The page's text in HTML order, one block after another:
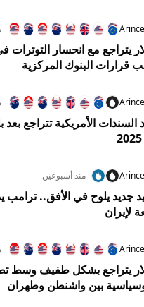
يتراجع مع انحسار
قرارات البنوك المركزية
السندات الأمريكية تتراجع
منذ أسبوعين
جديد يلوح في الأفق..
لإيران
يتراجع بشكل طفيف وسط
بين واشنطن وطهران